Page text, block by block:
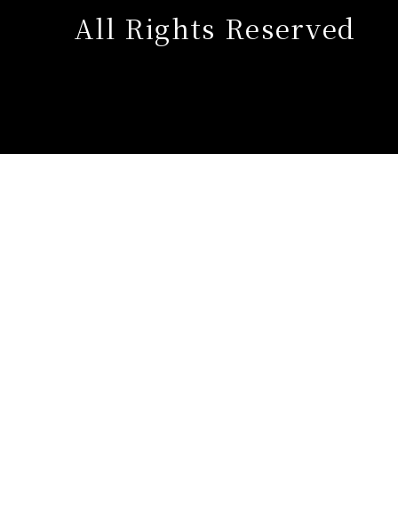
All Rights Reserved